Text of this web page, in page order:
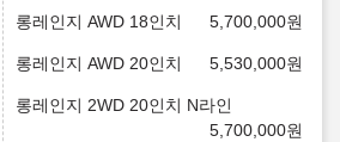
롱레인지 AWD 18인치 5,700,000원
롱레인지 AWD 20인치 5,530,000원
롱레인지 2WD 20인치 N라인
5,700,000원